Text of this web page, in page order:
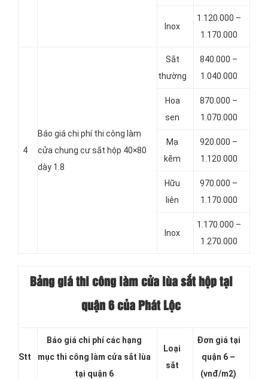
Inox
1.120.000 –
1.170.000
4
Báo giá chi phí thi công làm
cửa chung cư sắt hộp 40×80
dày 1.8
Sắt
thường
840.000 –
1.040.000
Hoa
sen
870.000 –
1.070.000
Mạ
kẽm
920.000 –
1.120.000
Hữu
liên
970.000 –
1.170.000
Inox
1.170.000 –
1.270.000
Bảng giá thi công làm cửa lùa sắt hộp tại
quận 6 của Phát Lộc
Stt
Báo giá chi phí các hạng
mục thi công làm cửa sắt lùa
tại quận 6
Loại
sắt
Đơn giá tại
quận 6 –
(vnđ/m2)